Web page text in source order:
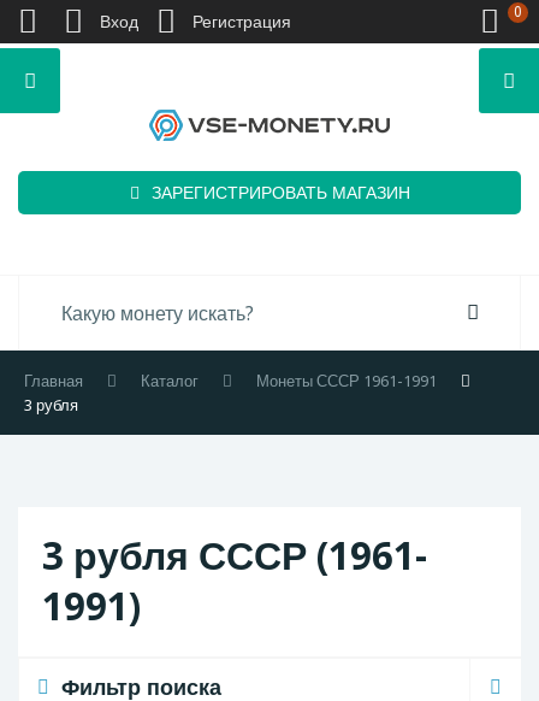
ЗАРЕГИСТРИРОВАТЬ МАГАЗИН
Главная Каталог
Монеты СССР 1961-1991
3 рубля
3 рубля СССР (1961-
1991)
Фильтр поиска
Вход Регистрация 0